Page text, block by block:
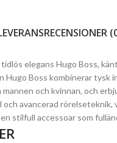
RECENSIONER
elegans Hugo Boss,
Boss kombinerar
och kvinnan, och
avancerad
stilfull accessoar som